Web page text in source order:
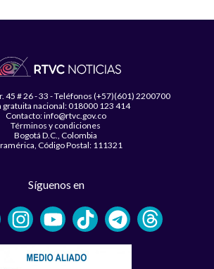
45 # 26 - 33 - Teléfonos (+57)(601) 2200700
gratuita nacional: 018000 123 414
Contacto: info@rtvc.gov.co
Términos y condiciones
Bogotá D.C., Colombia
Código Postal: 111321
Síguenos en